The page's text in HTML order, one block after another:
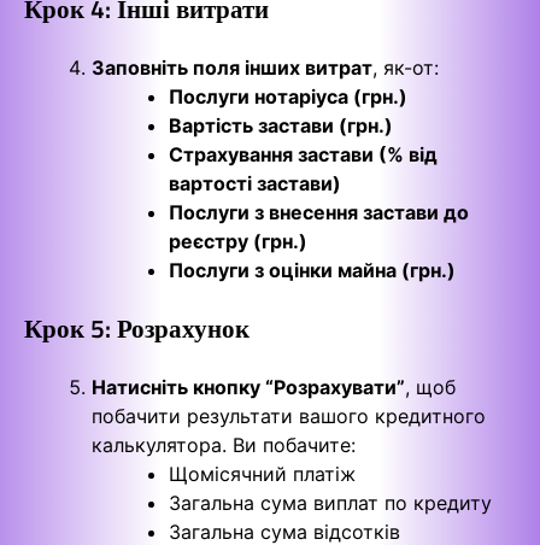
Крок 4: Інші витрати
Заповніть поля інших витрат, як-от:
Послуги нотаріуса (грн.)
Вартість застави (грн.)
Страхування застави (% від
вартості застави)
Послуги з внесення застави до
реєстру (грн.)
Послуги з оцінки майна (грн.)
Крок 5: Розрахунок
Натисніть кнопку “Розрахувати”, щоб
побачити результати вашого кредитного
калькулятора. Ви побачите:
Щомісячний платіж
Загальна сума виплат по кредиту
Загальна сума відсотків